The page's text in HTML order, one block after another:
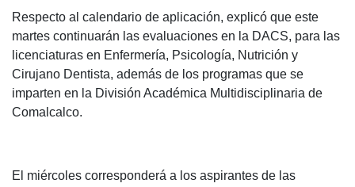
Respecto al calendario de aplicación, explicó que este
martes continuarán las evaluaciones en la DACS, para las
licenciaturas en Enfermería, Psicología, Nutrición y
Cirujano Dentista, además de los programas que se
imparten en la División Académica Multidisciplinaria de
Comalcalco.
El miércoles corresponderá a los aspirantes de las